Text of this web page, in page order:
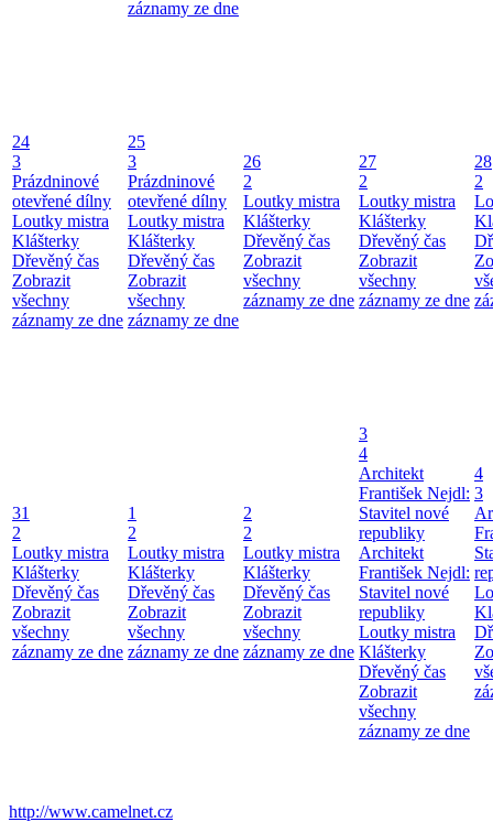
záznamy ze dne
24
3
Prázdninové
otevřené dílny
Loutky mistra
Klášterky
Dřevěný čas
Zobrazit
všechny
záznamy ze dne
25
3
Prázdninové
otevřené dílny
Loutky mistra
Klášterky
Dřevěný čas
Zobrazit
všechny
záznamy ze dne
26
2
Loutky mistra
Klášterky
Dřevěný čas
Zobrazit
všechny
záznamy ze dne
27
2
Loutky mistra
Klášterky
Dřevěný čas
Zobrazit
všechny
záznamy ze dne
28
2
31
2
Loutky mistra
Klášterky
Dřevěný čas
Zobrazit
všechny
záznamy ze dne
1
2
Loutky mistra
Klášterky
Dřevěný čas
Zobrazit
všechny
záznamy ze dne
2
2
Loutky mistra
Klášterky
Dřevěný čas
Zobrazit
všechny
záznamy ze dne
3
4
Architekt
František Nejdl:
Stavitel nové
republiky
Architekt
František Nejdl:
Stavitel nové
republiky
Loutky mistra
Klášterky
Dřevěný čas
Zobrazit
všechny
záznamy ze dne
4
3
http://www.camelnet.cz